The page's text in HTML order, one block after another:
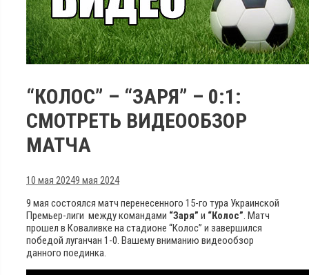
“КОЛОС” – “ЗАРЯ” – 0:1:
СМОТРЕТЬ ВИДЕООБЗОР
МАТЧА
10 мая 20249 мая 2024
9 мая состоялся матч перенесенного 15-го тура Украинской
Премьер-лиги между командами “Заря” и “Колос”. Матч
прошел в Коваливке на стадионе “Колос” и завершился
победой луганчан 1-0. Вашему вниманию видеообзор
данного поединка.